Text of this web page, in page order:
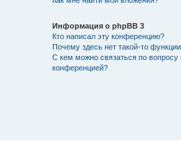
Информация о phpBB 3
Кто написал эту конференцию?
Почему здесь нет такой-то
С кем можно связаться по вопросу
конференцией?